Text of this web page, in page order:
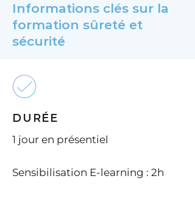
Informations clés sur la
formation sûreté et
sécurité
DURÉE
1 jour en présentiel
Sensibilisation E-learning : 2h